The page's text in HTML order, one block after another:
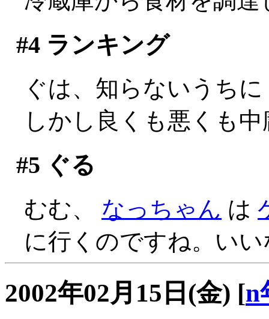
#4ランキング
ぐは、知らないうちに
しかし良くも悪くも
#5 ぐる
むむ、 なっちゃん は
に行くのですね。い
2002年02月15日(金) [n